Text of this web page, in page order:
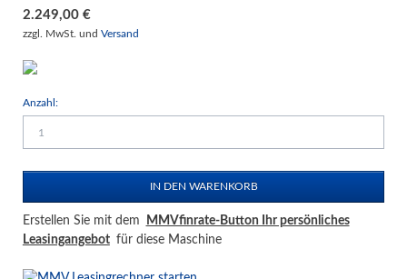
2.249,00 €
zzgl. MwSt. und Versand
Anzahl:
Erstellen Sie mit dem
MMVfinrate-Button Ihr persönliches
Leasingangebot für diese Maschine